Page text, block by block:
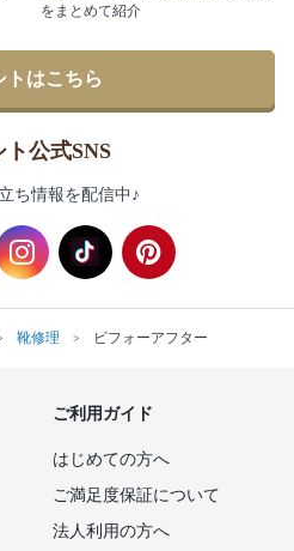
をまとめて紹介
トはこちら
ト公式SNS
ち情報を配信中♪
靴修理 ビフォーアフター
ご利用ガイド
はじめての方へ
ご満足度保証について
法人利用の方へ